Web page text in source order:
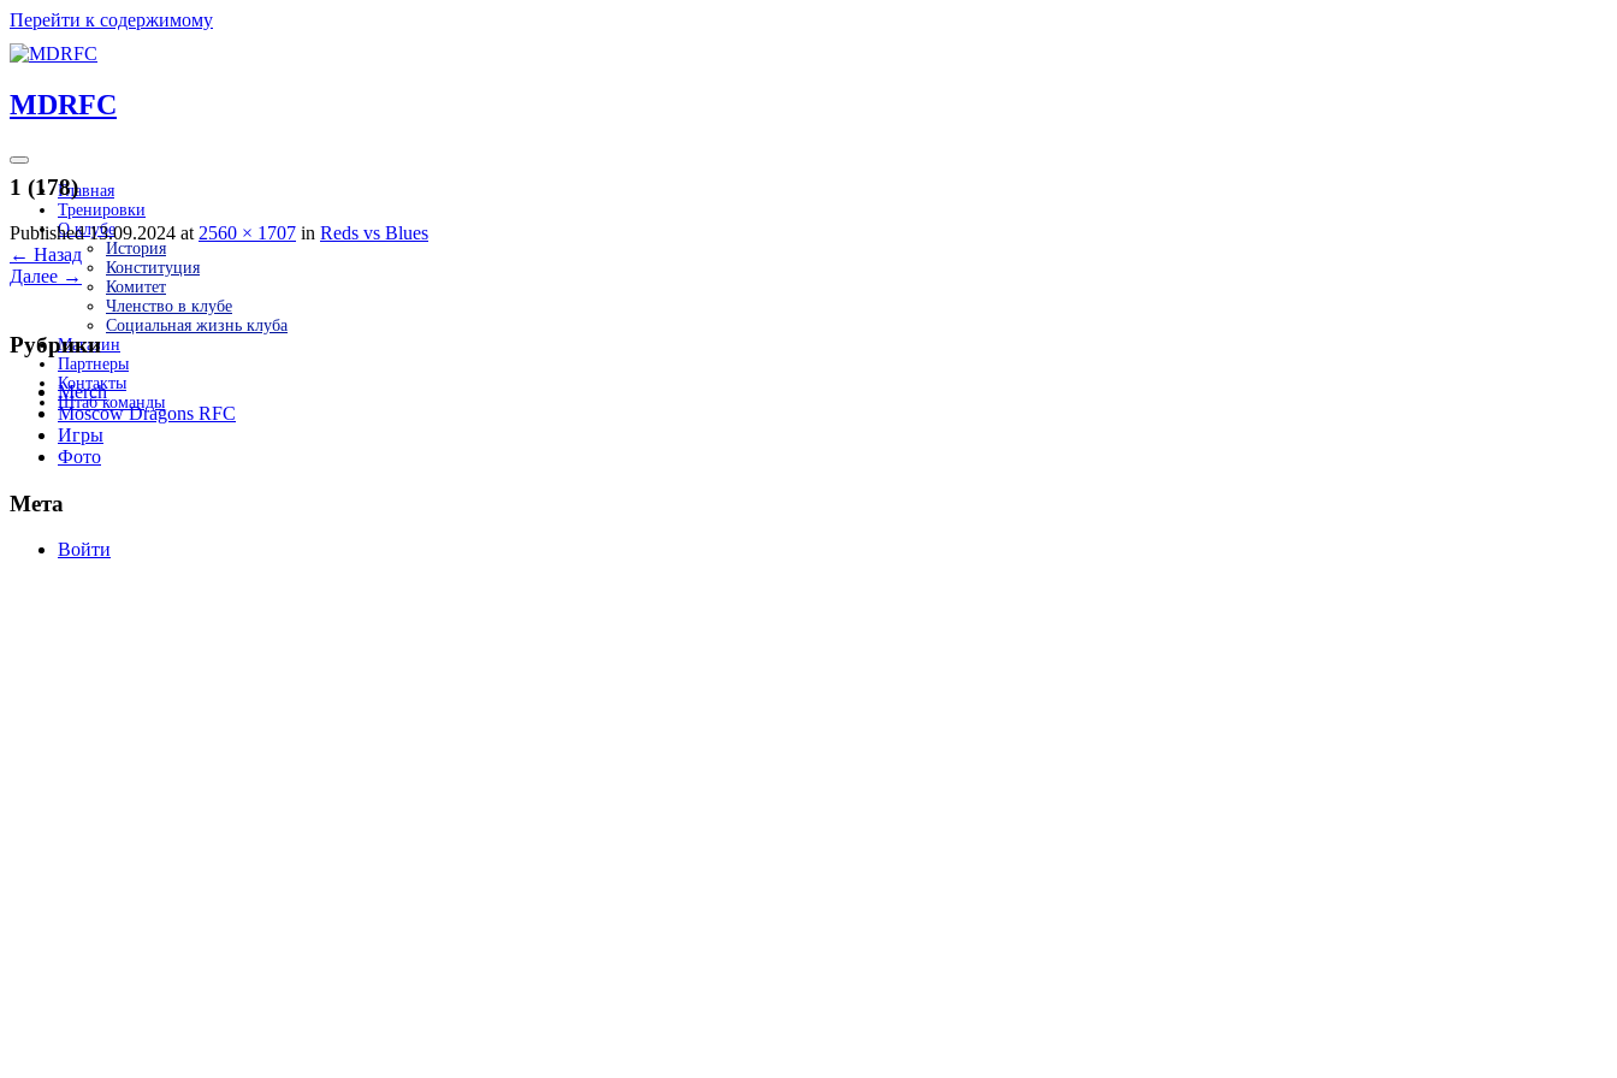
Перейти к содержимому
MDRFC
Главная
Тренировки
О клубе
История
Конституция
Комитет
Членство в клубе
Социальная жизнь клуба
Магазин
Партнеры
Контакты
Штаб команды
1 (178)
Published 13.09.2024 at2560 × 1707 in Reds vs Blues
← Назад
Далее →
Рубрики
Merch
Moscow Dragons RFC
Игры
Фото
Мета
Войти